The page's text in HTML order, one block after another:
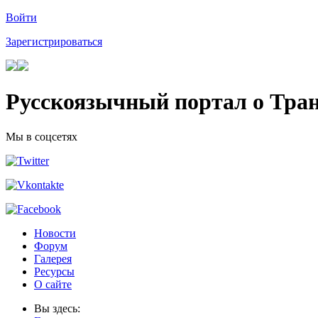
Войти
Зарегистрироваться
Русскоязычный портал о
Мы в соцсетях
Новости
Форум
Галерея
Ресурсы
О сайте
Вы здесь: